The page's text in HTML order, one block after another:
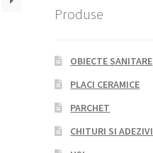
Produse
OBIECTE SANITARE
PLACI CERAMICE
PARCHET
CHITURI SI ADEZIVI